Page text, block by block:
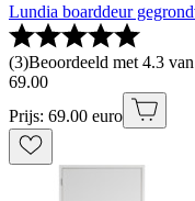
Lundia boarddeur
(3)Beoordeeld met 4.3
69.00
Prijs: 69.00 euro